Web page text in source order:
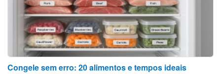
Congele sem erro: 20 alimentos e tempos ideais